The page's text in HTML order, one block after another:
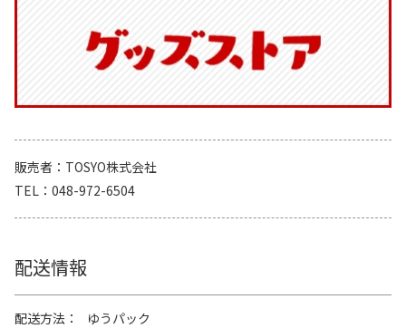
販売者
TOSYO株式会社
TEL
048-972-6504
配送情報
配送方法
ゆうパック